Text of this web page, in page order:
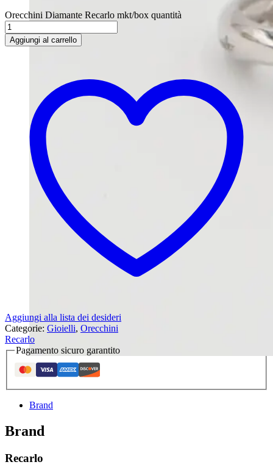
Orecchini Diamante Recarlo mkt/box quantità
Aggiungi al carrello
Aggiungi alla lista dei desideri
Categorie: Gioielli, Orecchini
Recarlo
Pagamento sicuro garantito
Brand
Brand
Recarlo